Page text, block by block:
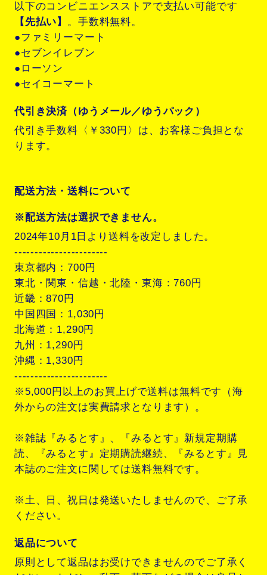
以下のコンビニエンスストアで支払い可能です
【先払い】 。手数料無料。
●ファミリーマート
●セブンイレブン
●ローソン
●セイコーマート
代引き決済（ゆうメール／ゆうパック）
代引き手数料〈￥330円〉は、お客様ご負担とな
ります。
配送方法・送料について
※配送方法は選択できません。
2024年10月1日より送料を改定しました。
-----------------------
東京都内：700円
東北・関東・信越・北陸・東海：760円
近畿：870円
中国四国：1,030円
北海道：1,290円
九州：1,290円
沖縄：1,330円
-----------------------
※5,000円以上のお買上げで送料は無料です（海
外からの注文は実費請求となります）。
※雑誌『みるとす』、『みるとす』新規定期購
読、『みるとす』定期購読継続、『みるとす』見
本誌のご注文に関しては送料無料です。
※土、日、祝日は発送いたしませんので、ご了承
ください。
返品について
原則として返品はお受けできませんのでご了承く